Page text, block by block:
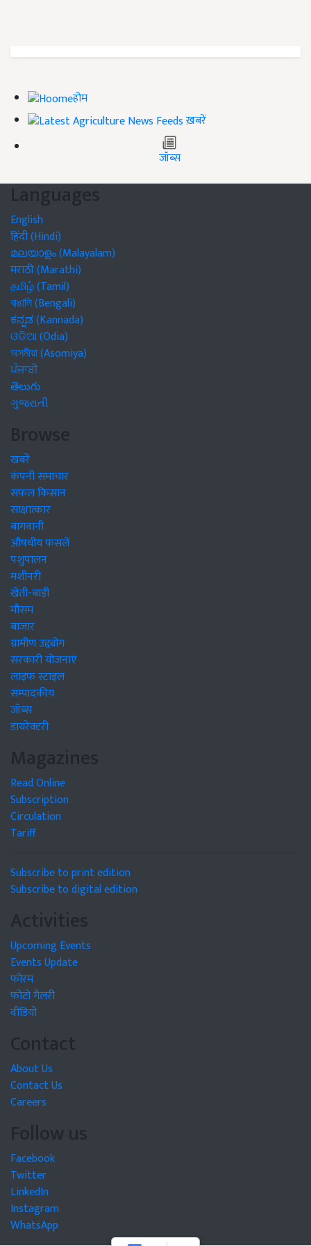
होम
ख़बरें
जॉब्स
Languages
English
हिंदी (Hindi)
മലയാളം (Malayalam)
मराठी (Marathi)
தமிழ் (Tamil)
বাঙালি (Bengali)
ಕನ್ನಡ (Kannada)
ଓଡିଆ (Odia)
অসমীয়া (Asomiya)
ਪੰਜਾਬੀ
తెలుగు
ગુજરાતી
Browse
खबरें
कंपनी समाचार
सफल किसान
साक्षात्कार
बागवानी
औषधीय फसलें
पशुपालन
मशीनरी
खेती-बाड़ी
मौसम
बाजार
ग्रामीण उद्द्योग
सरकारी योजनाएं
लाइफ स्टाइल
सम्पादकीय
जॉब्स
डायरेक्टरी
Magazines
Read Online
Subscription
Circulation
Tariff
Subscribe to print edition
Subscribe to digital edition
Activities
Upcoming Events
Events Update
फोरम
फोटो गैलरी
वीडियो
Contact
About Us
Contact Us
Careers
Follow us
Facebook
Twitter
LinkedIn
Instagram
WhatsApp